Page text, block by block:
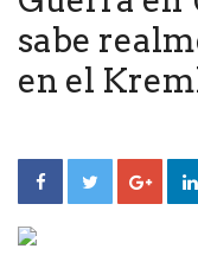
sabe
en el